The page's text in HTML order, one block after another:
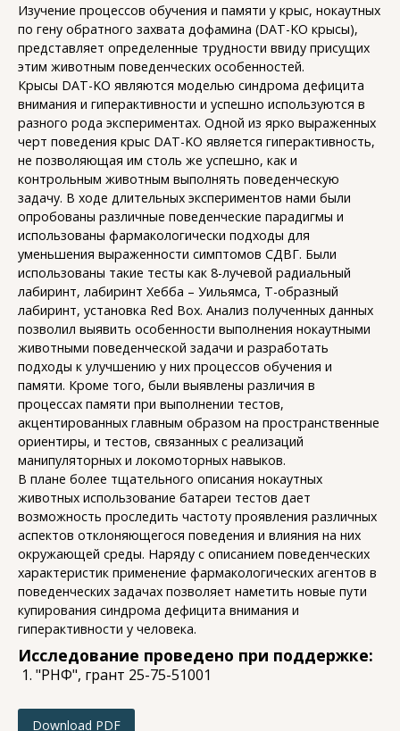
Изучение процессов обучения и памяти у крыс, нокаутных
по гену обратного захвата дофамина (DAT-KO крысы),
представляет определенные трудности ввиду присущих
этим животным поведенческих особенностей.
Крысы DAT-KO являются моделью синдрома дефицита
внимания и гиперактивности и успешно используются в
разного рода экспериментах. Одной из ярко выраженных
черт поведения крыс DAT-KO является гиперактивность,
не позволяющая им столь же успешно, как и
контрольным животным выполнять поведенческую
задачу. В ходе длительных экспериментов нами были
опробованы различные поведенческие парадигмы и
использованы фармакологически подходы для
уменьшения выраженности симптомов СДВГ. Были
использованы такие тесты как 8-лучевой радиальный
лабиринт, лабиринт Хебба – Уильямса, Т-образный
лабиринт, установка Red Box. Анализ полученных данных
позволил выявить особенности выполнения нокаутными
животными поведенческой задачи и разработать
подходы к улучшению у них процессов обучения и
памяти. Кроме того, были выявлены различия в
процессах памяти при выполнении тестов,
акцентированных главным образом на пространственные
ориентиры, и тестов, связанных с реализаций
манипуляторных и локомоторных навыков.
В плане более тщательного описания нокаутных
животных использование батареи тестов дает
возможность проследить частоту проявления различных
аспектов отклоняющегося поведения и влияния на них
окружающей среды. Наряду с описанием поведенческих
характеристик применение фармакологических агентов в
поведенческих задачах позволяет наметить новые пути
купирования синдрома дефицита внимания и
гиперактивности у человека.
Исследование проведено при поддержке:
"РНФ", грант 25-75-51001
Download PDF